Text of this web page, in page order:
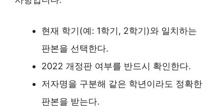
현재 학기(예: 1학기, 2학기)와 일치하는
판본을 선택한다.
2022 개정판 여부를 반드시 확인한다.
저자명을 구분해 같은 학년이라도 정확한
판본을 받는다.